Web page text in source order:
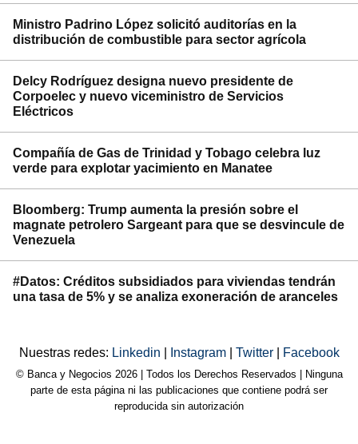
Ministro Padrino López solicitó auditorías en la
distribución de combustible para sector agrícola
Delcy Rodríguez designa nuevo presidente de
Corpoelec y nuevo viceministro de Servicios
Eléctricos
Compañía de Gas de Trinidad y Tobago celebra luz
verde para explotar yacimiento en Manatee
Bloomberg: Trump aumenta la presión sobre el
magnate petrolero Sargeant para que se desvincule de
Venezuela
#Datos: Créditos subsidiados para viviendas tendrán
una tasa de 5% y se analiza exoneración de aranceles
Nuestras redes: Linkedin Instagram Twitter Facebook
© Banca y Negocios 2026 | Todos los Derechos Reservados | Ninguna
parte de esta página ni las publicaciones que contiene podrá ser
reproducida sin autorización